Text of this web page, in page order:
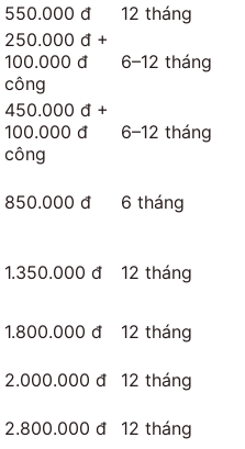
550.000 đ 12 tháng
250.000 đ +
100.000 đ
công
6–12 tháng
450.000 đ +
100.000 đ
công
6–12 tháng
850.000 đ 6 tháng
1.350.000 đ 12 tháng
1.800.000 đ 12 tháng
2.000.000 đ 12 tháng
2.800.000 đ 12 tháng